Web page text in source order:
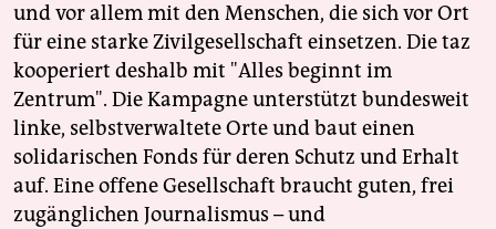
und vor allem mit den Menschen, die sich vor Ort
für eine starke Zivilgesellschaft einsetzen. Die taz
kooperiert deshalb mit "Alles beginnt im
Zentrum". Die Kampagne unterstützt bundesweit
linke, selbstverwaltete Orte und baut einen
solidarischen Fonds für deren Schutz und Erhalt
auf. Eine offene Gesellschaft braucht guten, frei
zugänglichen Journalismus – und